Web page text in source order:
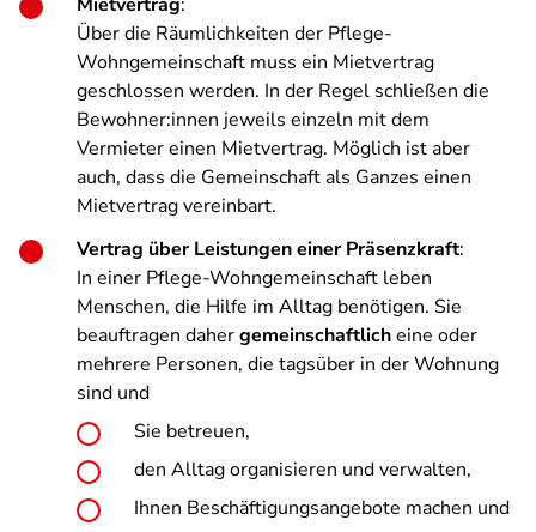
Über die Räumlichkeiten der Pflege-
Wohngemeinschaft muss ein Mietvertrag
geschlossen werden. In der Regel schließen die
Bewohner:innen jeweils einzeln mit dem
Vermieter einen Mietvertrag. Möglich ist aber
auch, dass die Gemeinschaft als Ganzes einen
Mietvertrag vereinbart.
Vertrag über Leistungen einer Präsenzkraft:
In einer Pflege-Wohngemeinschaft leben
Menschen, die Hilfe im Alltag benötigen. Sie
beauftragen dahergemeinschaftlicheine oder
mehrere Personen, die tagsüber in der Wohnung
sind und
Sie betreuen,
den Alltag organisieren und verwalten,
Ihnen Beschäftigungsangebote machen und